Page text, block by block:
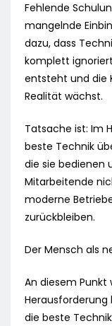
Fehlende
mangelnde
dazu, dass
komplett
entsteht und die
Realität wächst.
Tatsache ist: Im
beste Technik
die sie bedienen
Mitarbeitende
moderne
zurückbleiben.
Der Mensch als
An diesem
die beste